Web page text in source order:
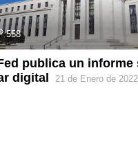
558
publica un informe
digital
21 de Enero de 2022